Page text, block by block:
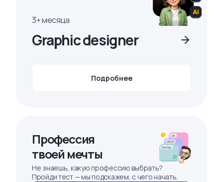
3+ месяца
Graphic designer
Подробнее
Профессия
твоей мечты
Не знаешь, какую профессию выбрать?
Пройди тест — мы подскажем, с чего начать.